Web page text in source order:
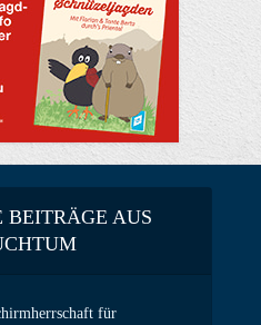
BEITRÄGE AUS
für